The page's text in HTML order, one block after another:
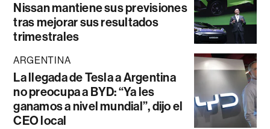
Nissan mantiene sus previsiones
tras mejorar sus resultados
trimestrales
ARGENTINA
La llegada de Tesla a Argentina
no preocupa a BYD: “Ya les
ganamos a nivel mundial”, dijo el
CEO local